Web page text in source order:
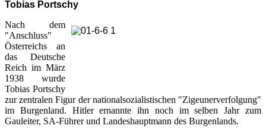
Tobias Portschy
Nach dem
"Anschluss"
Österreichs an
das Deutsche
Reich im März
1938 wurde
Tobias Portschy
zur zentralen Figur der nationalsozialistischen "Zigeunerverfolgung"
im Burgenland. Hitler ernannte ihn noch im selben Jahr zum
Gauleiter, SA-Führer und Landeshauptmann des Burgenlands.